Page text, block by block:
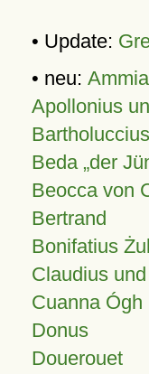
• Update:
• neu: Ammia
Apollonius
Beda „der
Beocca von
Bertrand
Bonifatius
Claudius
Cuanna Ógh
Donus
Douerouet